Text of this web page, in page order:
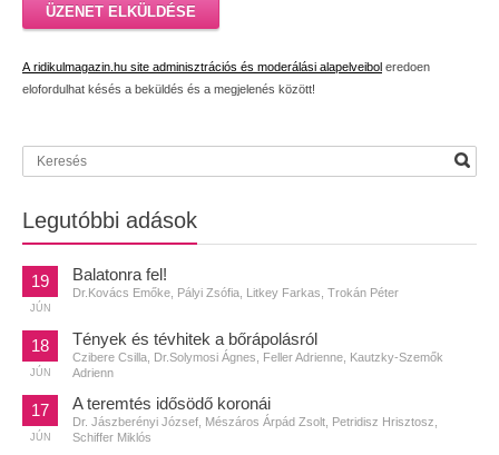
ÜZENET ELKÜLDÉSE
A ridikulmagazin.hu site adminisztrációs és moderálási alapelveibol eredoen
elofordulhat késés a beküldés és a megjelenés között!
Legutóbbi adások
19
JÚN
Balatonra fel!
Dr.Kovács Emőke, Pályi Zsófia, Litkey Farkas, Trokán Péter
18
JÚN
Tények és tévhitek a bőrápolásról
Czibere Csilla, Dr.Solymosi Ágnes, Feller Adrienne, Kautzky-Szemők
Adrienn
17
JÚN
A teremtés idősödő koronái
Dr. Jászberényi József, Mészáros Árpád Zsolt, Petridisz Hrisztosz,
Schiffer Miklós